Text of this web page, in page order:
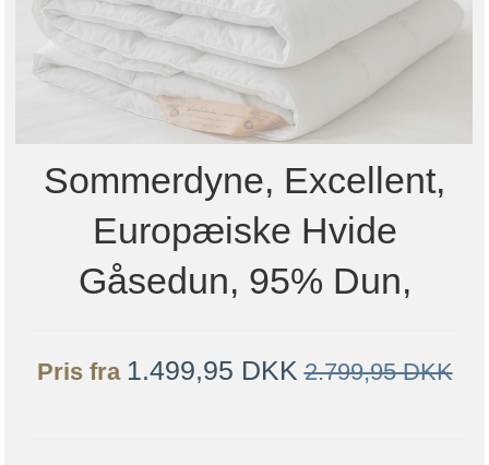
Sommerdyne, Excellent,
Europæiske Hvide
Gåsedun, 95% Dun,
Pris fra 1.499,95 DKK 2.799,95 DKK